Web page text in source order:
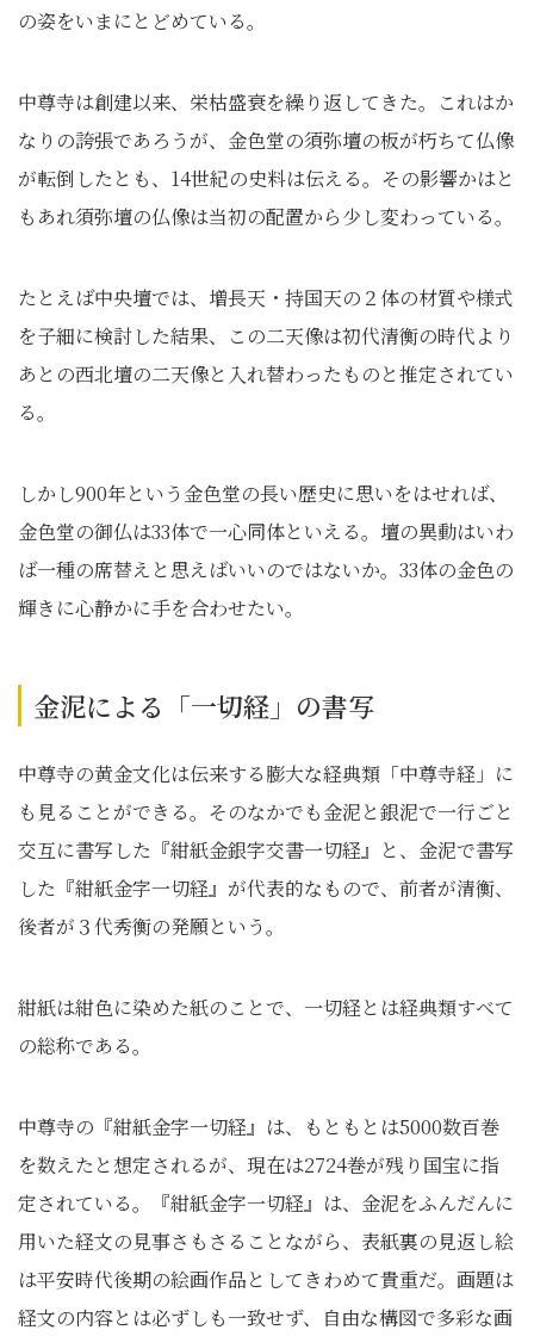
の姿をいまにとどめている。
中尊寺は創建以来、栄枯盛衰を繰り返してきた。これはか
なりの誇張であろうが、金色堂の須弥壇の板が朽ちて仏像
が転倒したとも、14世紀の史料は伝える。その影響かはと
もあれ須弥壇の仏像は当初の配置から少し変わっている。
たとえば中央壇では、増長天・持国天の２体の材質や様式
を子細に検討した結果、この二天像は初代清衡の時代より
あとの西北壇の二天像と入れ替わったものと推定されてい
る。
しかし900年という金色堂の長い歴史に思いをはせれば、
金色堂の御仏は33体で一心同体といえる。壇の異動はいわ
ば一種の席替えと思えばいいのではないか。33体の金色の
輝きに心静かに手を合わせたい。
金泥による「一切経」の書写
中尊寺の黄金文化は伝来する膨大な経典類「中尊寺経」に
も見ることができる。そのなかでも金泥と銀泥で一行ごと
交互に書写した『紺紙金銀字交書一切経』と、金泥で書写
した『紺紙金字一切経』が代表的なもので、前者が清衡、
後者が３代秀衡の発願という。
紺紙は紺色に染めた紙のことで、一切経とは経典類すべて
の総称である。
中尊寺の『紺紙金字一切経』は、もともとは5000数百巻
を数えたと想定されるが、現在は2724巻が残り国宝に指
定されている。『紺紙金字一切経』は、金泥をふんだんに
用いた経文の見事さもさることながら、表紙裏の見返し絵
は平安時代後期の絵画作品としてきわめて貴重だ。画題は
経文の内容とは必ずしも一致せず、自由な構図で多彩な画